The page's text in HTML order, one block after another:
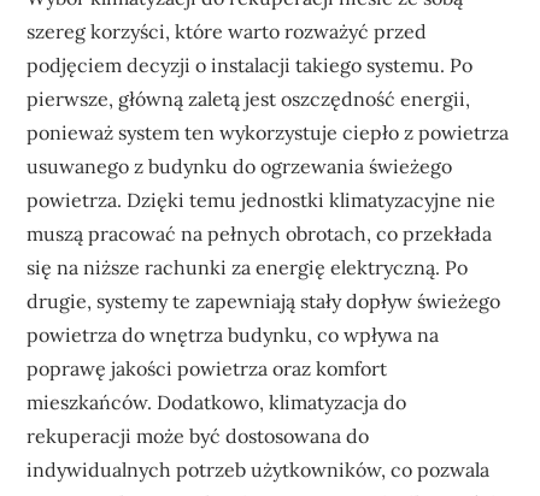
szereg korzyści, które warto rozważyć przed
podjęciem decyzji o instalacji takiego systemu. Po
pierwsze, główną zaletą jest oszczędność energii,
ponieważ system ten wykorzystuje ciepło z powietrza
usuwanego z budynku do ogrzewania świeżego
powietrza. Dzięki temu jednostki klimatyzacyjne nie
muszą pracować na pełnych obrotach, co przekłada
się na niższe rachunki za energię elektryczną. Po
drugie, systemy te zapewniają stały dopływ świeżego
powietrza do wnętrza budynku, co wpływa na
poprawę jakości powietrza oraz komfort
mieszkańców. Dodatkowo, klimatyzacja do
rekuperacji może być dostosowana do
indywidualnych potrzeb użytkowników, co pozwala